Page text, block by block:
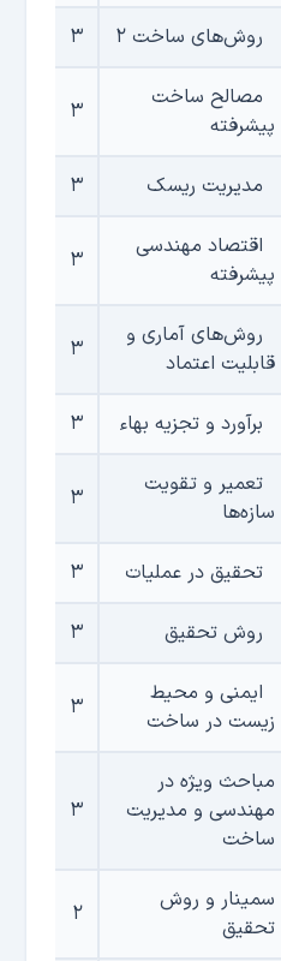
روش‌های ساخت ۲ ۳
مصالح ساخت
پیشرفته
۳
مدیریت ریسک ۳
اقتصاد مهندسی
پیشرفته
۳
روش‌های آماری و
قابلیت اعتماد
۳
برآورد و تجزیه بهاء ۳
تعمیر و تقویت
سازه‌ها
۳
تحقیق در عملیات ۳
روش تحقیق ۳
ایمنی و محیط
زیست در ساخت
۳
مباحث ویژه در
مهندسی و مدیریت
ساخت
۳
سمینار و روش
تحقیق
۲